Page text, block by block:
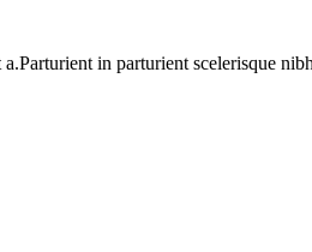
in parturient scelerisque